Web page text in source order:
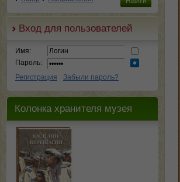
Вход для пользователей
Имя:
Пароль:
Регистрация
Забыли пароль?
Колонка хранителя музея